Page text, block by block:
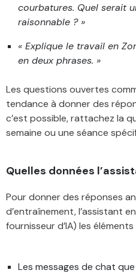
courbatures. Quel serait
raisonnable ? »
« Explique le travail en
en deux phrases. »
Les questions ouvertes
tendance à donner des
c’est possible, rattachez la
semaine ou une séance
Quelles données
Pour donner des réponses
d’entraînement, l’assistant
fournisseur d’IA) les
Les messages de chat